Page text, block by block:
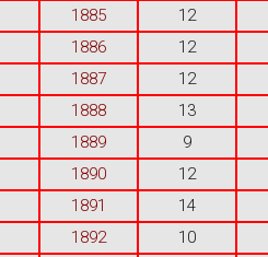
1885
12
1886
12
1887
12
1888
13
1889
9
1890
12
1891
14
1892
10